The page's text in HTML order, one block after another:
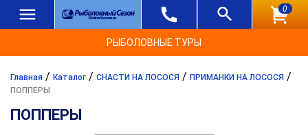
0
РЫБОЛОВНЫЕ ТУРЫ
Главная / Каталог / СНАСТИ НА ЛОСОСЯ / ПРИМАНКИ НА ЛОСОСЯ /
ПОППЕРЫ
ПОППЕРЫ